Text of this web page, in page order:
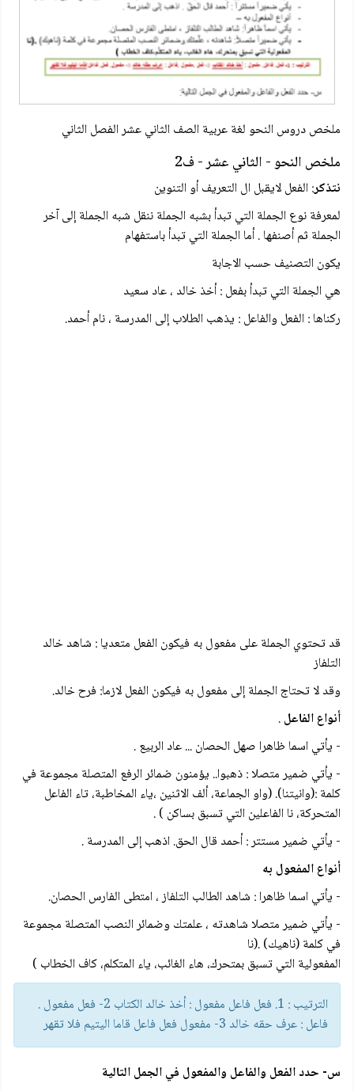
ملخص دروس النحو لغة عربية الصف الثاني عشر الفصل الثاني
ملخص النحو - الثاني عشر - ف2
نتذكر: الفعل لايقبل ال التعريف أو التنوين
لمعرفة نوع الجملة التي تبدأ بشبه الجملة ننقل شبه الجملة إلى آخر
الجملة ثم أصنفها . أما الجملة التي تبدأ باستفهام
يكون التصنيف حسب الاجابة
هي الجملة التي تبدأ بفعل : أخذ خالد ، عاد سعيد
ركناها : الفعل والفاعل : يذهب الطلاب إلى المدرسة ، نام أحمد.
قد تحتوي الجملة على مفعول به فيكون الفعل متعديا : شاهد خالد
التلفاز
وقد لا تحتاج الجملة إلى مفعول به فيكون الفعل لازما: فرح خالد.
أنواع الفاعل.
- يأتي اسما ظاهرا صهل الحصان ... عاد الربيع .
- يأتي ضمير متصلا : ذهبوا.. يؤمنون ضمائر الرفع المتصلة مجموعة في
كلمة :(وانيتنا). (واو الجماعة، ألف الاثنين ،ياء المخاطبة، تاء الفاعل
المتحركة، نا الفاعلين التي تسبق بساكن ) .
- يأتي ضمير مستتر : أحمد قال الحق. اذهب إلى المدرسة .
أنواع المفعول به
- يأتي اسما ظاهرا : شاهد الطالب التلفاز ، امتطى الفارس الحصان.
- يأتي ضمير متصلا شاهدته ، علمتك وضمائر النصب المتصلة مجموعة
في كلمة (ناهيك) .(نا
المفعولية التي تسبق بمتحرك، هاء الغائب، ياء المتكلم، كاف الخطاب )
الترتيب : 1. فعل فاعل مفعول : أخذ خالد الكتاب 2- فعل مفعول .
فاعل : عرف حقه خالد 3- مفعول فعل فاعل قاما اليتيم فلا تقهر
س- حدد الفعل والفاعل والمفعول في الجمل التالية